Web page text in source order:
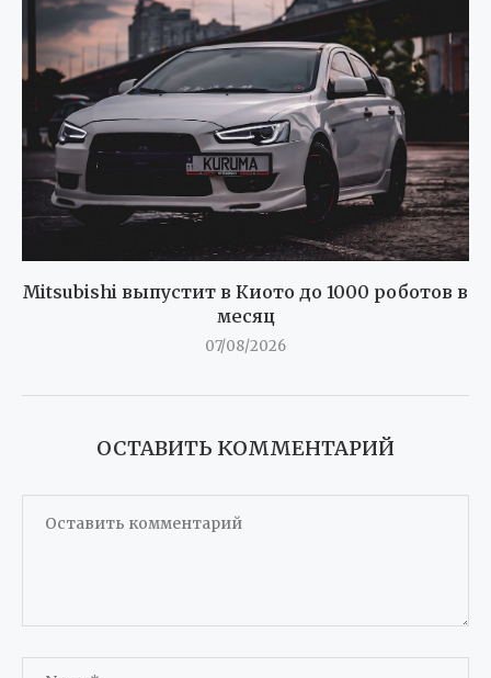
Mitsubishi выпустит в Киото до 1000 роботов в
месяц
07/08/2026
ОСТАВИТЬ КОММЕНТАРИЙ